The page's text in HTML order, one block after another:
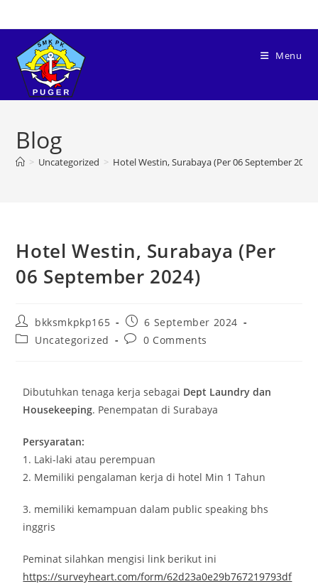
Menu
Blog
> Uncategorized > Hotel Westin, Surabaya (Per 06 September 2024)
Hotel Westin, Surabaya (Per
06 September 2024)
bkksmkpkp165
6 September 2024
Uncategorized
0 Comments
Dibutuhkan tenaga kerja sebagai Dept Laundry dan
Housekeeping. Penempatan di Surabaya
Persyaratan:
1. Laki-laki atau perempuan
2. Memiliki pengalaman kerja di hotel Min 1 Tahun
3. memiliki kemampuan dalam public speaking bhs
inggris
Peminat silahkan mengisi link berikut ini
https://surveyheart.com/form/62d23a0e29b767219793df